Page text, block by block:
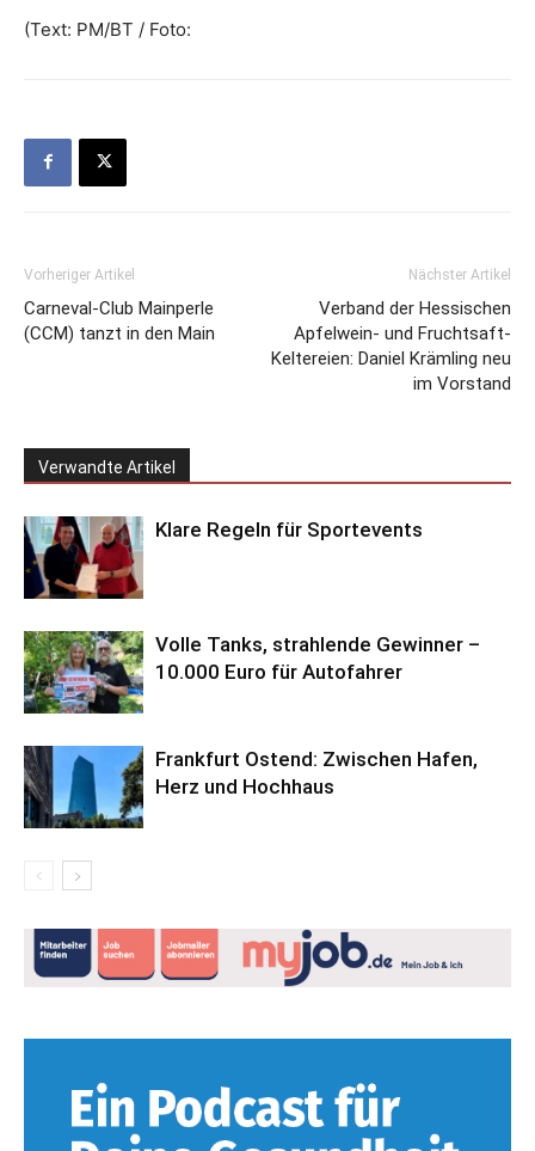
(Text: PM/BT / Foto:
Vorheriger Artikel
Carneval-Club Mainperle
(CCM) tanzt in den Main
Nächster Artikel
Verband der Hessischen
Apfelwein- und Fruchtsaft-
Keltereien: Daniel Krämling neu
im Vorstand
Verwandte Artikel
Klare Regeln für Sportevents
Volle Tanks, strahlende Gewinner –
10.000 Euro für Autofahrer
Frankfurt Ostend: Zwischen Hafen,
Herz und Hochhaus